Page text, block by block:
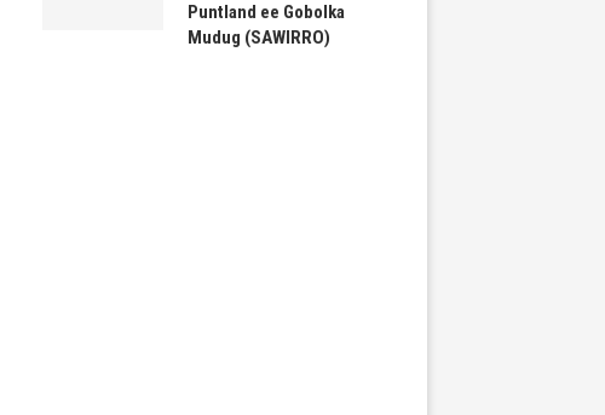
Puntland ee Gobolka
Mudug (SAWIRRO)